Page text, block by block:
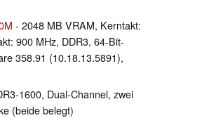
- 2048 MB VRAM, Kerntakt:
900 MHz, DDR3, 64-Bit-
358.91 (10.18.13.5891),
1600, Dual-Channel, zwei
(beide belegt)